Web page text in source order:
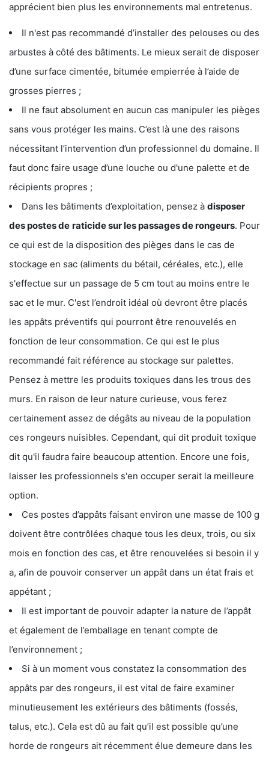
apprécient bien plus les environnements mal entretenus.
Il n'est pas recommandé d’installer des pelouses ou des
arbustes à côté des bâtiments. Le mieux serait de disposer
d’une surface cimentée, bitumée empierrée à l’aide de
grosses pierres ;
Il ne faut absolument en aucun cas manipuler les pièges
sans vous protéger les mains. C’est là une des raisons
nécessitant l’intervention d’un professionnel du domaine. Il
faut donc faire usage d’une louche ou d'une palette et de
récipients propres ;
Dans les bâtiments d’exploitation, pensez à disposer
des postes de raticide sur les passages de rongeurs. Pour
ce qui est de la disposition des pièges dans le cas de
stockage en sac (aliments du bétail, céréales, etc.), elle
s'effectue sur un passage de 5 cm tout au moins entre le
sac et le mur. C'est l’endroit idéal où devront être placés
les appâts préventifs qui pourront être renouvelés en
fonction de leur consommation. Ce qui est le plus
recommandé fait référence au stockage sur palettes.
Pensez à mettre les produits toxiques dans les trous des
murs. En raison de leur nature curieuse, vous ferez
certainement assez de dégâts au niveau de la population
ces rongeurs nuisibles. Cependant, qui dit produit toxique
dit qu'il faudra faire beaucoup attention. Encore une fois,
laisser les professionnels s'en occuper serait la meilleure
option.
Ces postes d’appâts faisant environ une masse de 100 g
doivent être contrôlées chaque tous les deux, trois, ou six
mois en fonction des cas, et être renouvelées si besoin il y
a, afin de pouvoir conserver un appât dans un état frais et
appétant ;
Il est important de pouvoir adapter la nature de l’appât
et également de l’emballage en tenant compte de
l’environnement ;
Si à un moment vous constatez la consommation des
appâts par des rongeurs, il est vital de faire examiner
minutieusement les extérieurs des bâtiments (fossés,
talus, etc.). Cela est dû au fait qu’il est possible qu’une
horde de rongeurs ait récemment élue demeure dans les